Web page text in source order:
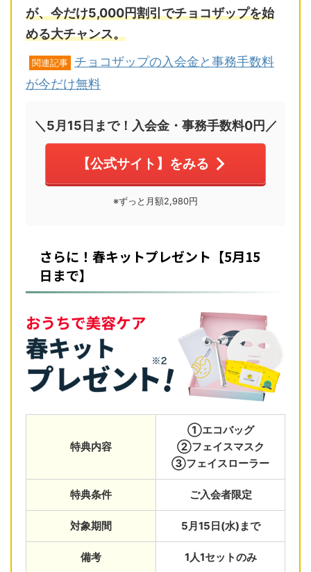
が、今だけ5,000円割引でチョコザップを始
める大チャンス。
関連記事
チョコザップの入会金と事務手数料
が今だけ無料
＼5月15日まで！入会金・事務手数料0円／
【公式サイト】をみる
※ずっと月額2,980円
さらに！春キットプレゼント【5月15
日まで】
特典内容
①エコバッグ
②フェイスマスク
③フェイスローラー
特典条件 ご入会者限定
対象期間 5月15日(水)まで
備考 1人1セットのみ